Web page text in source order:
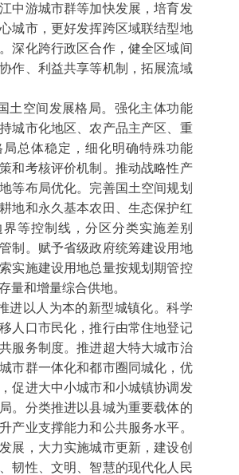
中游城市群等加快发展，培育发
城市，更好发挥跨区域联结型地
深化跨行政区合作，健全区域间
作、利益共享等机制，拓展流域
土空间发展格局。强化主体功能
城市化地区、农产品主产区、重
局总体稳定，细化明确特殊功能
和考核评价机制。推动战略性产
等布局优化。完善国土空间规划
地和永久基本农田、生态保护红
等控制线，分区分类实施差别
制。赋予省级政府统筹建设用地
实施建设用地总量按规划期管控
量和增量综合供地。
进以人为本的新型城镇化。科学
人口市民化，推行由常住地登记
服务制度。推进超大特大城市治
市群一体化和都市圈同城化，优
促进大中小城市和小城镇协调发
。分类推进以县城为重要载体的
产业支撑能力和公共服务水平。
展，大力实施城市更新，建设创
韧性、文明、智慧的现代化人民